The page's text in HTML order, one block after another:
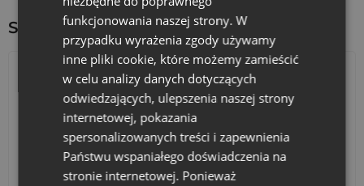
Sprawdź inne ciekawe produkty:
Kalendarze adwentowe Torby bawełniane
funkcjonowania naszej strony. W
przypadku wyrażenia zgody używamy
inne pliki cookie, które możemy zamieścić
w celu analizy danych dotyczących
odwiedzających, ulepszenia naszej strony
internetowej, pokazania
spersonalizowanych treści i zapewnienia
Państwu wspaniałego doświadczenia na
stronie internetowej. Ponieważ